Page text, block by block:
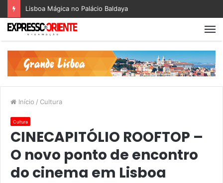
Lisboa Mágica no Palácio Baldaya
Início / Cultura
Cultura
CINECAPITÓLIO ROOFTOP –
O novo ponto de encontro
do cinema em Lisboa